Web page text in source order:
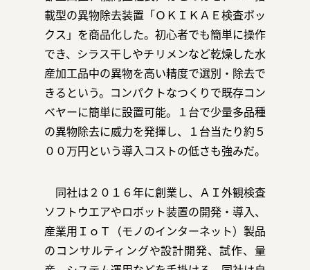
お問い合わせ
運営会社：日本事務器株式会社
載型の異物除去装置「ＯＫＩＫＡＥ検査ボッ
クス」を商品化した。初心者でも簡単に操作
でき、シラス干しやチリメンなど乾燥した水
産加工品中の異物を高い精度で選別・除去で
きるという。コンパクトなつくりで既存コン
ベヤーに簡単に設置可能。１台で少量多品種
の異物除去に威力を発揮し、１台当たり約５
００万円という導入コストの低さも強みだ。
同社は２０１６年に創業し、ＡＩ外観検査
ソフトウエアやロボット装置の開発・導入、
産業用ＩｏＴ（モノのインターネット）製品
のコンサルティングや設計開発、試作、量